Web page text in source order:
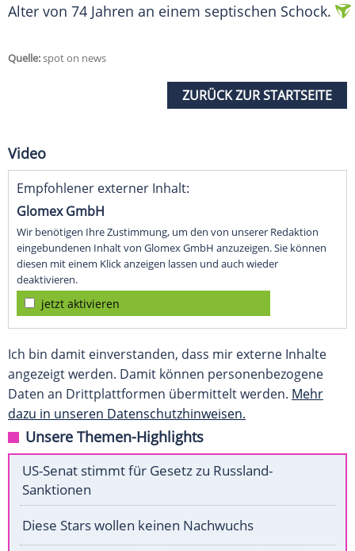
Alter von 74 Jahren an einem septischen Schock.
Quelle:spot on news
ZURÜCK ZUR STARTSEITE
Video
Empfohlener externer Inhalt:
Glomex GmbH
Wir benötigen Ihre Zustimmung, um den von unserer Redaktion
eingebundenen Inhalt von Glomex GmbH anzuzeigen. Sie können
diesen mit einem Klick anzeigen lassen und auch wieder
deaktivieren.
jetzt aktivieren
Ich bin damit einverstanden, dass mir externe Inhalte
angezeigt werden. Damit können personenbezogene
Daten an Drittplattformen übermittelt werden. Mehr
dazu in unseren Datenschutzhinweisen.
Unsere Themen-Highlights
US-Senat stimmt für Gesetz zu Russland-
Sanktionen
Diese Stars wollen keinen Nachwuchs